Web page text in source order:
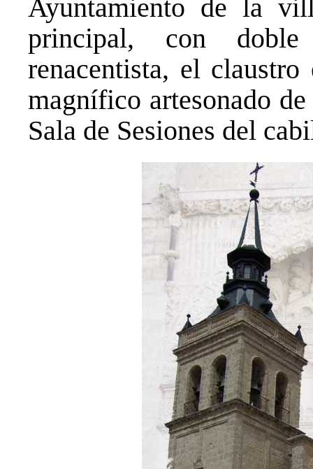
Ayuntamiento de la
principal, con
renacentista, el
magnífico artesonado
Sala de Sesiones del